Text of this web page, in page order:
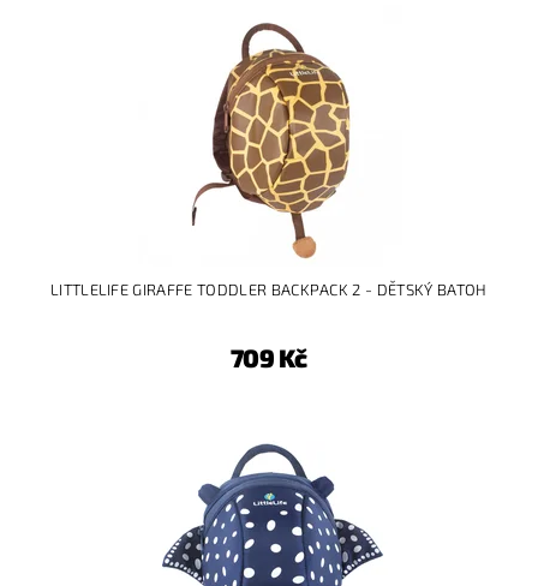
LITTLELIFE GIRAFFE TODDLER BACKPACK 2 - DĚTSKÝ BATOH
709 Kč